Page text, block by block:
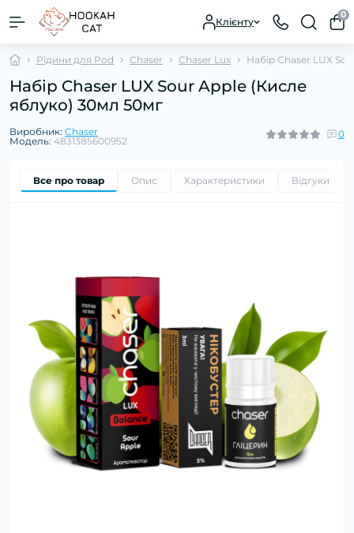
Клієнту
0
Рідини для Pod Chaser Chaser Lux Набір Chaser LUX
Набір Chaser LUX Sour Apple (Кисле
яблуко) 30мл 50мг
Виробник: Chaser
Модель: 4831385600952
0
Все про товар Опис Характеристики Відгуки